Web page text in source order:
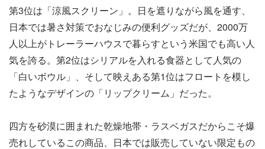
第3位は「涼風スクリーン」。日を遮りながら風を通す、
日本では暑さ対策でおなじみの便利グッズだが、2000万
人以上がトレーラーハウスで暮らすという米国でも高い人
気を誇る。第2位はシリアルを入れる食器として人気の
「白いボウル」、そして映えある第1位はフロートを模し
たようなデザインの「リップクリーム」だった。
四方を砂漠に囲まれた乾燥地帯・ラスベガスだからこそ爆
売れしているこの商品、日本では販売していない限定もの